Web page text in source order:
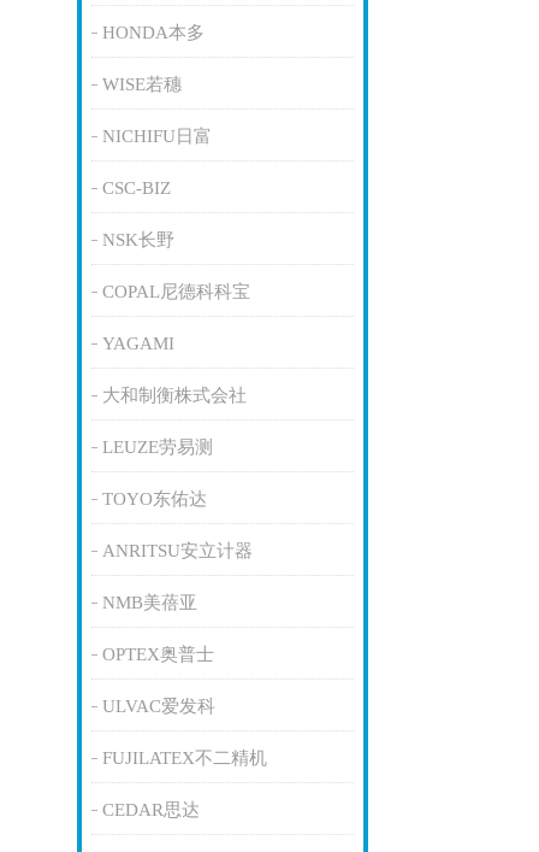
HONDA本多
WISE若穗
NICHIFU日富
CSC-BIZ
NSK长野
COPAL尼德科科宝
YAGAMI
大和制衡株式会社
LEUZE劳易测
TOYO东佑达
ANRITSU安立计器
NMB美蓓亚
OPTEX奥普士
ULVAC爱发科
FUJILATEX不二精机
CEDAR思达